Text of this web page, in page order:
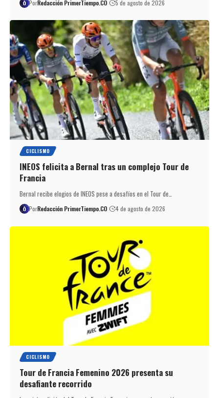
PorRedacción PrimerTiempo.CO 5 de agosto de 2026
CICLISMO
INEOS felicita a Bernal tras un complejo Tour de
Francia
Bernal recibe elogios de INEOS pese a desafíos en el Tour de…
PorRedacción PrimerTiempo.CO 4 de agosto de 2026
CICLISMO
Tour de Francia Femenino 2026 presenta su
desafiante recorrido